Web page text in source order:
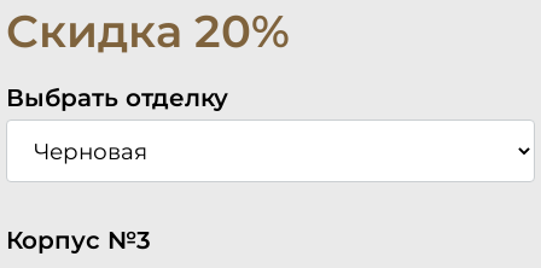
Скидка 20%
Выбрать отделку
Корпус №3